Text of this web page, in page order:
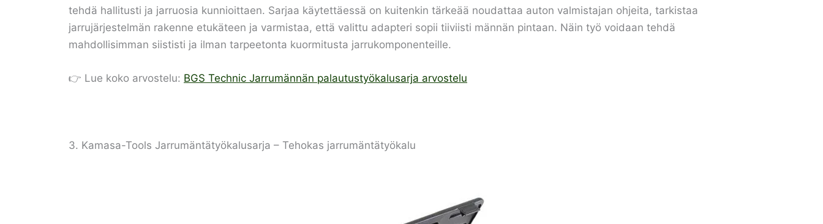
tehdä hallitusti ja jarruosia kunnioittaen. Sarjaa käytettäessä on kuitenkin tärkeää noudattaa auton valmistajan ohjeita, tarkistaa
jarrujärjestelmän rakenne etukäteen ja varmistaa, että valittu adapteri sopii tiiviisti männän pintaan. Näin työ voidaan tehdä
mahdollisimman siististi ja ilman tarpeetonta kuormitusta jarrukomponenteille.
👉 Lue koko arvostelu: BGS Technic Jarrumännän palautustyökalusarja arvostelu
3. Kamasa-Tools Jarrumäntätyökalusarja – Tehokas jarrumäntätyökalu